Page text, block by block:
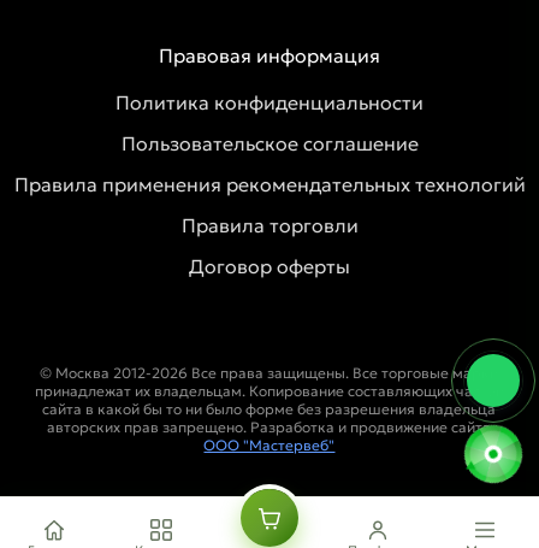
Правовая информация
Политика конфиденциальности
Пользовательское соглашение
Правила применения рекомендательных технологий
Правила торговли
Договор оферты
© Москва 2012-2026 Все права защищены. Все торговые марки
принадлежат их владельцам. Копирование составляющих частей
сайта в какой бы то ни было форме без разрешения владельца
авторских прав запрещено. Разработка и продвижение сайта
ООО "Мастервеб"